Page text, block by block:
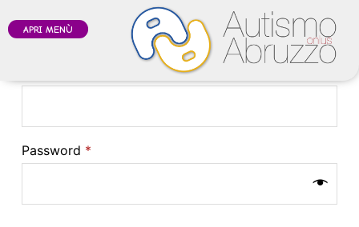
APRI MENÙ
Accedi
Nome utente o indirizzo email
Password *Richiesto